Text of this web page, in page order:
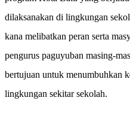
dilaksanakan di lingkungan
kana melibatkan peran serta
pengurus paguyuban masing-
bertujuan untuk menumbuhkan
lingkungan sekitar sekolah.